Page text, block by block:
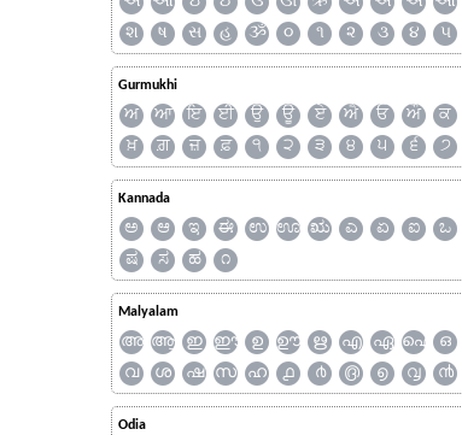
શ
ષ સ હ ૐ ૦ ૧ ૨ ૩ ૪ ૫
Gurmukhi
ਅ ਆ ਇ ਈ ਉ ਊ ਏ ਐ ਓ ਔ ਕ
ਖ਼
ਗ਼ ਜ਼ ਫ਼ ੧ ੨ ੩ ੪ ੫ ੬ ੭
Kannada
ಅ ಆ ಇ ಈ ಉ ಊ ಋ ಎ ಏ ಐ ಒ
ಷ
ಸ ಹ ೧
Malyalam
അ ആ ഇ ഈ ഉ ഊ ഋ എ ഏ ഐ ഒ
വ
ശ ഷ സ ഹ ൧ ൪ ൫ ൭ ൮ ൯
Odia